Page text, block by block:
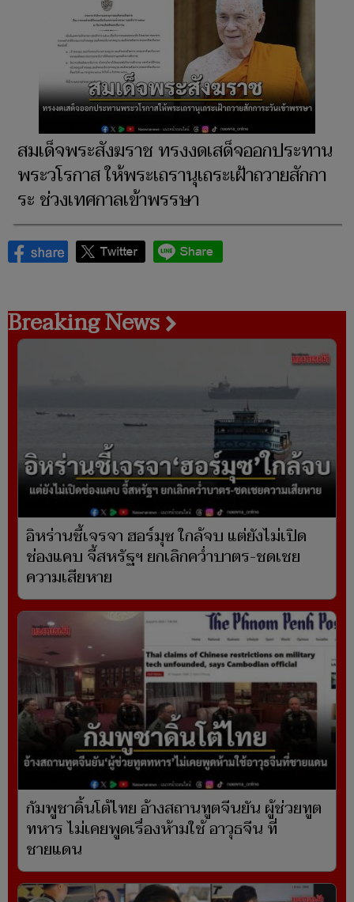
สมเด็จพระสังฆราช ทรงงดเสด็จออกประทาน
พระวโรกาส ให้พระเถรานุเถระเฝ้าถวายสักกา
ระ ช่วงเทศกาลเข้าพรรษา
Breaking News
อิหร่านชี้เจรจา ฮอร์มุซ ใกล้จบ แต่ยังไม่เปิด
ช่องแคบ จี้สหรัฐฯ ยกเลิกคว่ำบาตร-ชดเชย
ความเสียหาย
กัมพูชาดิ้นโต้ไทย อ้างสถานทูตจีนยัน ผู้ช่วยทูต
ทหาร ไม่เคยพูดเรื่องห้ามใช้ อาวุธจีน ที่
ชายแดน